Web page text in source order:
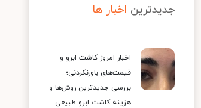
جدیدترین اخبار ها
اخبار امروز کاشت ابرو و
قیمت‌های باورنکردنی؛
بررسی جدیدترین روش‌ها و
هزینه کاشت ابرو طبیعی